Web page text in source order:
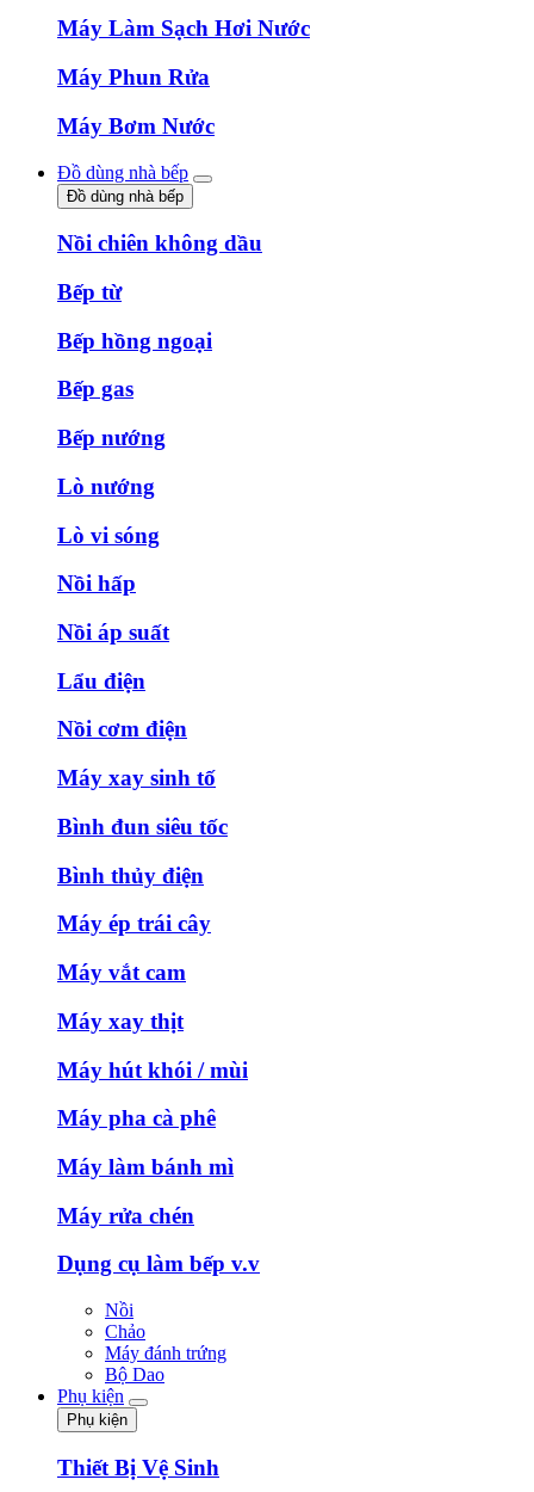
Máy Làm Sạch Hơi Nước
Máy Phun Rửa
Máy Bơm Nước
Đồ dùng nhà bếp
Đồ dùng nhà bếp
Nồi chiên không dầu
Bếp từ
Bếp hồng ngoại
Bếp gas
Bếp nướng
Lò nướng
Lò vi sóng
Nồi hấp
Nồi áp suất
Lẩu điện
Nồi cơm điện
Máy xay sinh tố
Bình đun siêu tốc
Bình thủy điện
Máy ép trái cây
Máy vắt cam
Máy xay thịt
Máy hút khói / mùi
Máy pha cà phê
Máy làm bánh mì
Máy rửa chén
Dụng cụ làm bếp v.v
Nồi
Chảo
Máy đánh trứng
Bộ Dao
Phụ kiện
Phụ kiện
Thiết Bị Vệ Sinh